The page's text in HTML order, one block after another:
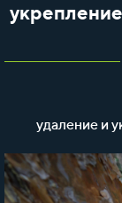
удаление и